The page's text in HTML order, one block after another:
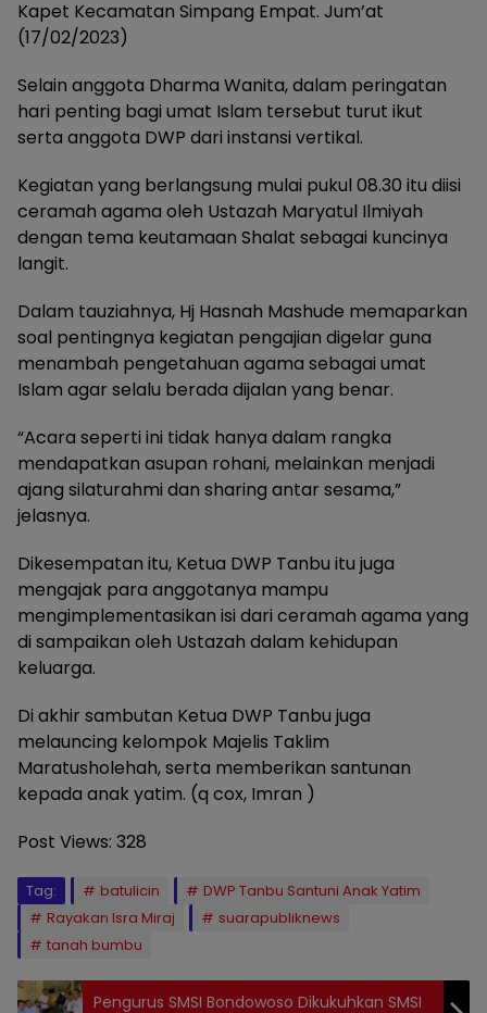
Kapet Kecamatan Simpang Empat. Jum’at
(17/02/2023)
Selain anggota Dharma Wanita, dalam peringatan
hari penting bagi umat Islam tersebut turut ikut
serta anggota DWP dari instansi vertikal.
Kegiatan yang berlangsung mulai pukul 08.30 itu diisi
ceramah agama oleh Ustazah Maryatul Ilmiyah
dengan tema keutamaan Shalat sebagai kuncinya
langit.
Dalam tauziahnya, Hj Hasnah Mashude memaparkan
soal pentingnya kegiatan pengajian digelar guna
menambah pengetahuan agama sebagai umat
Islam agar selalu berada dijalan yang benar.
“Acara seperti ini tidak hanya dalam rangka
mendapatkan asupan rohani, melainkan menjadi
ajang silaturahmi dan sharing antar sesama,”
jelasnya.
Dikesempatan itu, Ketua DWP Tanbu itu juga
mengajak para anggotanya mampu
mengimplementasikan isi dari ceramah agama yang
di sampaikan oleh Ustazah dalam kehidupan
keluarga.
Di akhir sambutan Ketua DWP Tanbu juga
melauncing kelompok Majelis Taklim
Maratusholehah, serta memberikan santunan
kepada anak yatim. (q cox, Imran )
Post Views: 328
Tag: batulicin
DWP Tanbu Santuni Anak Yatim
Rayakan Isra Miraj
suarapubliknews
tanah bumbu
Pengurus SMSI Bondowoso Dikukuhkan SMSI